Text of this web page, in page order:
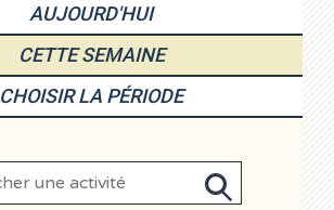
AUJOURD'HUI
CETTE SEMAINE
CHOISIR LA PÉRIODE